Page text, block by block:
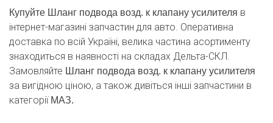
Купуйте Шланг подвода возд. к клапану усилителя в
інтернет-магазині запчастин для авто. Оперативна
доставка по всій Україні, велика частина асортименту
знаходиться в наявності на складах Дельта-СКЛ.
Замовляйте Шланг подвода возд. к клапану усилителя
за вигідною ціною, а також дивіться інші запчастини в
категоріїМАЗ.